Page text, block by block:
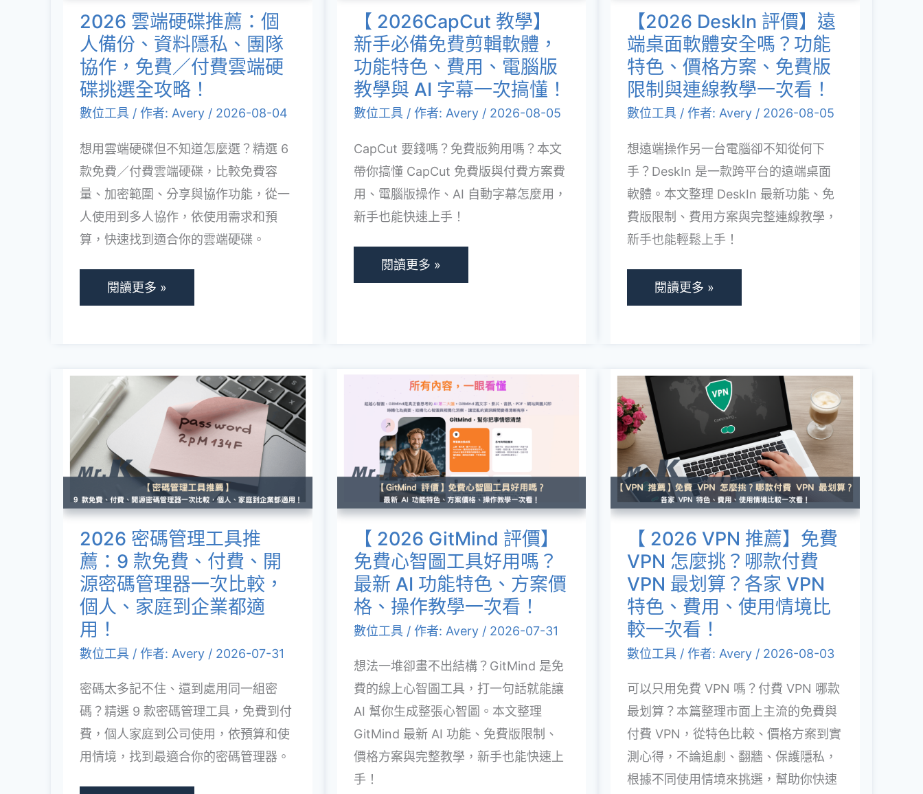
2026 雲端硬碟推薦：個
人備份、資料隱私、團隊
協作，免費／付費雲端硬
碟挑選全攻略！
數位工具 / 作者: Avery / 2026-08-04
想用雲端硬碟但不知道怎麼選？精選 6
款免費／付費雲端硬碟，比較免費容
量、加密範圍、分享與協作功能，從一
人使用到多人協作，依使用需求和預
算，快速找到適合你的雲端硬碟。
薦：
個
人
備
份、
料
隱
私、
團
隊
作，
免
付
費
雲
端
硬
挑
選
全
攻
略！
閱讀更多 »
【 2026CapCut 教學】
新手必備免費剪輯軟體，
功能特色、費用、電腦版
教學與 AI 字幕一次搞懂！
數位工具 / 作者: Avery / 2026-08-05
CapCut 要錢嗎？免費版夠用嗎？本文
帶你搞懂 CapCut 免費版與付費方案費
用、電腦版操作、AI 自動字幕怎麼用，
新手也能快速上手！
必
備
免
費
剪
軟
體，
功
能
色、
費
版
教
學
與
AI
字
幕
一
次
搞
懂！
閱讀更多 »
【2026 DeskIn 評價】遠
端桌面軟體安全嗎？功能
特色、價格方案、免費版
限制與連線教學一次看！
數位工具 / 作者:Avery / 2026-08-05
想遠端操作另一台電腦卻不知從何下
手？DeskIn 是一款跨平台的遠端桌面
軟體。本文整理 DeskIn 最新功能、免
費版限制、費用方案與完整連線教學，
新手也能輕鬆上手！
桌
面
軟
體
安
嗎？
功
能
特
色、
格
方
費
版
限
制
與
連
線
教
學
一
次
看！
閱讀更多 »
2026 密碼管理工具推
薦：9 款免費、付費、開
源密碼管理器一次比較，
個人、家庭到企業都適
用！
數位工具 / 作者: Avery / 2026-07-31
密碼太多記不住、還到處用同一組密
碼？精選 9 款密碼管理工具，免費到付
費，個人家庭到公司使用，依預算和使
用情境，找到最適合你的密碼管理器。
2026
密
碼
管
工
具
推
薦：
9
款
免
付
費、
開
源
【 2026 GitMind 評價】
免費心智圖工具好用嗎？
最新 AI 功能特色、方案價
格、操作教學一次看！
數位工具 / 作者: Avery / 2026-07-31
想法一堆卻畫不出結構？GitMind 是免
費的線上心智圖工具，打一句話就能讓
AI 幫你生成整張心智圖。本文整理
GitMind 最新 AI 功能、免費版限制、
價格方案與完整教學，新手也能快速上
手！
2026
GitMind
評
價】
免
費
心
智
圖
工
好
用
嗎？
最
新
【 2026 VPN 推薦】免費
VPN 怎麼挑？哪款付費
VPN 最划算？各家 VPN
特色、費用、使用情境比
較一次看！
數位工具 / 作者: Avery / 2026-08-03
可以只用免費 VPN 嗎？付費 VPN 哪款
最划算？本篇整理市面上主流的免費與
付費 VPN，從特色比較、價格方案到實
測心得，不論追劇、翻牆、保護隱私，
根據不同使用情境來挑選，幫助你快速
【
2026
VPN
推
薦】
免
費
VPN
怎
麼
挑？
哪
付
費
VPN
最
划